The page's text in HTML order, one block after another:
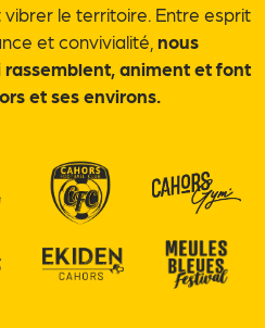
le territoire. Entre esprit
et convivialité, nous
animent et font
et ses environs.